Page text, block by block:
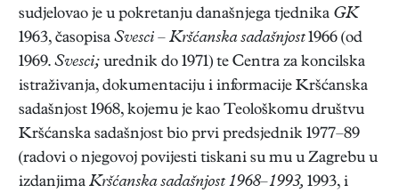
sudjelovao je u pokretanju današnjega tjednika GK
1963, časopisa Svesci – Kršćanska sadašnjost1966 (od
1969. Svesci; urednik do 1971) te Centra za koncilska
istraživanja, dokumentaciju i informacije Kršćanska
sadašnjost 1968, kojemu je kao Teološkomu društvu
Kršćanska sadašnjost bio prvi predsjednik 1977–89
(radovi o njegovoj povijesti tiskani su mu u Zagrebu u
izdanjima Kršćanska sadašnjost 1968–1993, 1993, i